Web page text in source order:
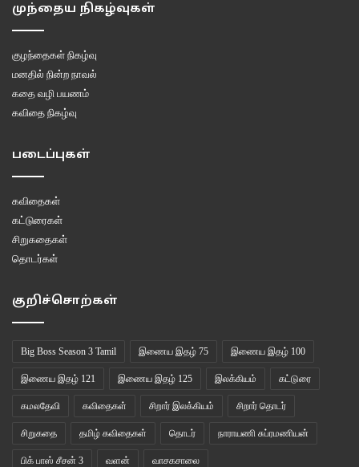
முந்தைய நிகழ்வுகள்
குழந்தைகள் நிகழ்வு
மனதில் நின்ற நாவல்
கதை வழி பயணம்
கவிதை நிகழ்வு
படைப்புகள்
கவிதைகள்
கட்டுரைகள்
சிறுகதைகள்
தொடர்கள்
குறிச்சொற்கள்
Big Boss Season 3 Tamil இணைய இதழ் 75 இணைய இதழ் 100
இணைய இதழ் 121 இணைய இதழ் 125 இலக்கியம் கட்டுரை
கமலதேவி கவிதைகள் சிறார் இலக்கியம் சிறார் தொடர்
சிறுகதை தமிழ் கவிதைகள் தொடர் நாராயணி சுப்ரமணியன்
பிக் பாஸ் சீசன் 3 வளன் வாசகசாலை